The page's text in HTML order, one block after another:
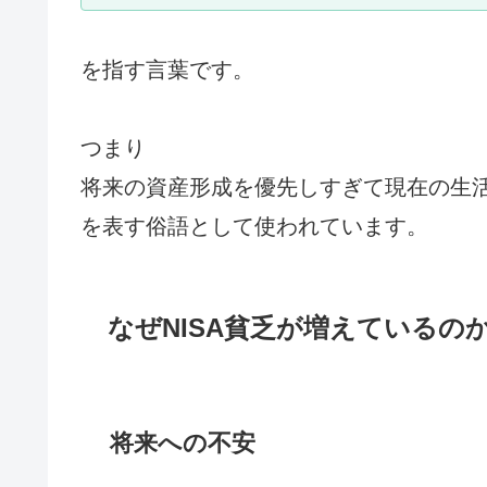
を指す言葉です。
つまり
将来の資産形成を優先しすぎて現在の生
を表す俗語として使われています。
なぜNISA貧乏が増えているの
将来への不安